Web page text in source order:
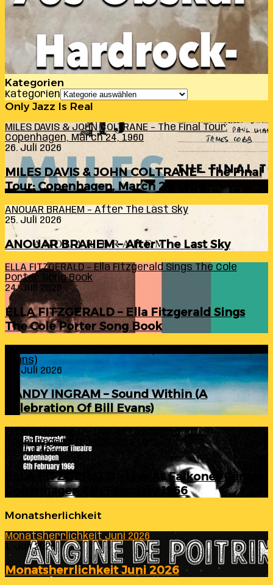
Kategorien
Kategorien
Only Jazz Is Real
MILES DAVIS & JOHN COLTRANE – The Final Tour:
Copenhagen, March 24, 1960
26. Juli 2026
MILES DAVIS & JOHN COLTRANE – The Final
Tour: Copenhagen, March 24, 1960
ANOUAR BRAHEM – After The Last Sky
25. Juli 2026
ANOUAR BRAHEM – After The Last Sky
ELLA FITZGERALD – Ella Fitzgerald Sings The Cole
Porter Song Book
24. Juli 2026
ELLA FITZGERALD – Ella Fitzgerald Sings
The Cole Porter Song Book
Evans)
24. Juli 2026
RANDY INGRAM – Sound Within (A
Celebration Of Bill Evans)
ELLA FITZGERALD – Live At Falkoner Centre
Copenhagen 6th February 1966
23. Juli 2026
ELLA FITZGERALD – Live At Falkoner Centre
Copenhagen 6th February 1966
Monatsherlichkeit
Monatsherrlichkeit Juni 2026
1. Juli 2026
Monatsherrlichkeit Juni 2026